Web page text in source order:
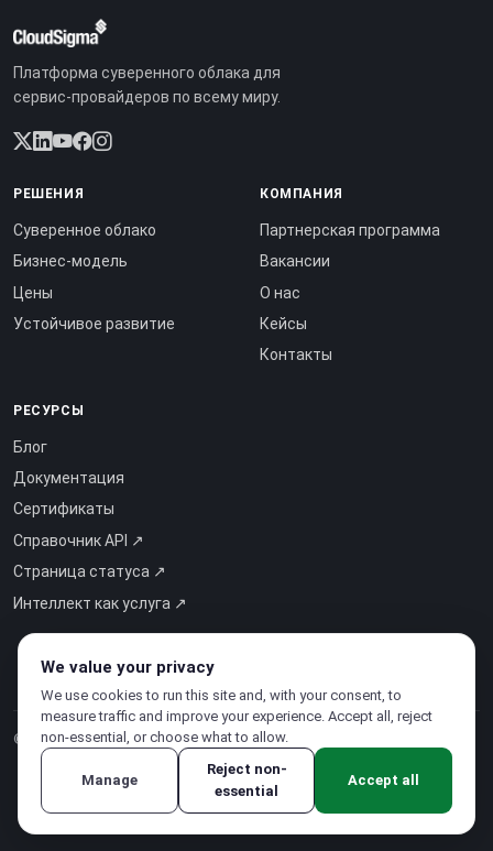
Платформа суверенного облака для
сервис-провайдеров по всему миру.
РЕШЕНИЯ
Суверенное облако
Бизнес-модель
Цены
Устойчивое развитие
КОМПАНИЯ
Партнерская программа
Вакансии
О нас
Кейсы
Контакты
РЕСУРСЫ
Блог
Документация
Сертификаты
Справочник API ↗
Страница статуса ↗
Интеллект как услуга ↗
© 2026 CloudSigma Holding AG.Все права защищены
Политика конфиденциальности·Условия использования
We value your privacy
We use cookies to run this site and, with your consent, to
measure traffic and improve your experience. Accept all, reject
non-essential, or choose what to allow.
Manage
Reject non-
essential
Accept all